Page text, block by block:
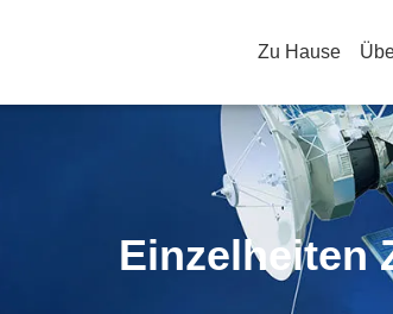
Zu Hause
Einzelheiten